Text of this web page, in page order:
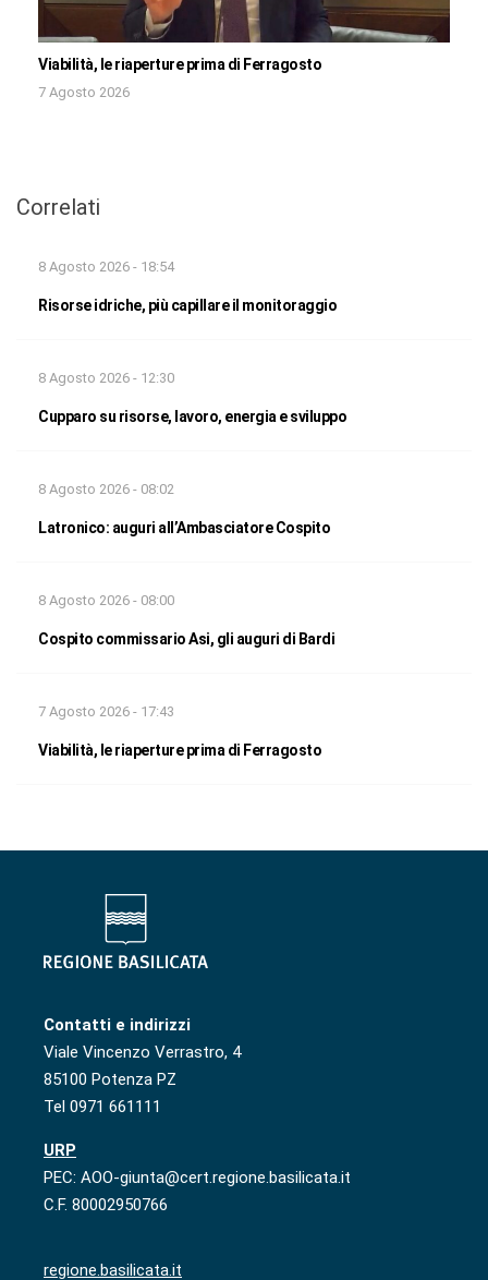
Viabilità, le riaperture prima di Ferragosto
7 Agosto 2026
Correlati
8 Agosto 2026 - 18:54
Risorse idriche, più capillare il monitoraggio
8 Agosto 2026 - 12:30
Cupparo su risorse, lavoro, energia e sviluppo
8 Agosto 2026 - 08:02
Latronico: auguri all’Ambasciatore Cospito
8 Agosto 2026 - 08:00
Cospito commissario Asi, gli auguri di Bardi
7 Agosto 2026 - 17:43
Viabilità, le riaperture prima di Ferragosto
Contatti e indirizzi
Viale Vincenzo Verrastro, 4
85100 Potenza PZ
Tel 0971 661111
URP
PEC: AOO-giunta@cert.regione.basilicata.it
C.F. 80002950766
regione.basilicata.it